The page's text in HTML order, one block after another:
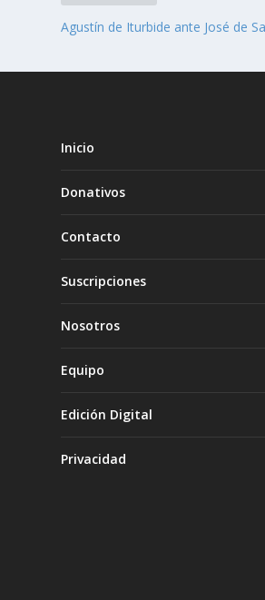
Agustín de Iturbide ante José de
Inicio
Donativos
Contacto
Suscripciones
Nosotros
Equipo
Edición Digital
Privacidad